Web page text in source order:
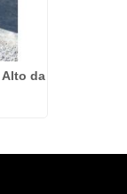
Alto da